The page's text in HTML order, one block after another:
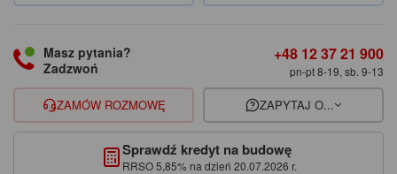
Masz pytania?
Zadzwoń
+48 12 37 21 900
pn-pt 8-19, sb. 9-13
ZAMÓW ROZMOWĘ ZAPYTAJ O...
Sprawdź kredyt na budowę
RRSO 5,85% na dzień 20.07.2026 r.